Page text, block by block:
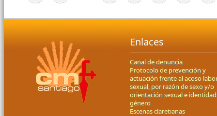
Enlaces
Canal de denuncia
Protocolo de prevención y
actuación frente al acoso
sexual, por razón de sexo y/o
orientación sexual e
género
Escenas claretianas